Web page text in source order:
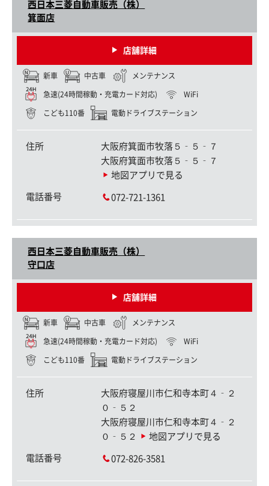
西日本三菱自動車販売（株）
箕面店
店舗詳細
新車 中古車 メンテナンス
急速(24時間稼動・充電カード対応) WiFi
こども110番 電動ドライブステーション
住所
大阪府箕面市牧落５‐５‐７
大阪府箕面市牧落５‐５‐７
地図アプリで見る
電話番号 072-721-1361
西日本三菱自動車販売（株）
守口店
店舗詳細
新車 中古車 メンテナンス
急速(24時間稼動・充電カード対応) WiFi
こども110番 電動ドライブステーション
住所
大阪府寝屋川市仁和寺本町４‐２
０‐５２
大阪府寝屋川市仁和寺本町４‐２
０‐５２
地図アプリで見る
電話番号 072-826-3581